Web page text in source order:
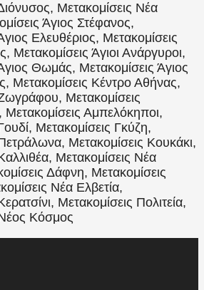
Μετακομίσεις Νέα
Άγιος Στέφανος,
Ελευθέριος, Μετακομίσεις
Μετακομίσεις Άγιοι Ανάργυροι,
Θωμάς, Μετακομίσεις Άγιος
Μετακομίσεις Κέντρο Αθήνας,
Μετακομίσεις
Αμπελόκηποι,
Μετακομίσεις Γκύζη,
Μετακομίσεις Κουκάκι,
Μετακομίσεις Νέα
Δάφνη, Μετακομίσεις
Νέα Ελβετία,
Μετακομίσεις Πολιτεία,
Κόσμος